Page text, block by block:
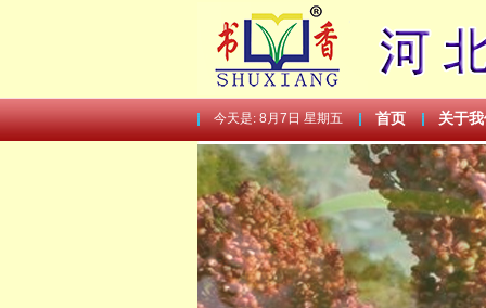
今天是:8月7日 星期五 首页 关于